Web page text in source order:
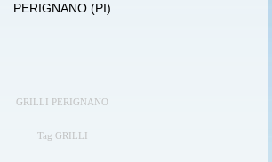
PERIGNANO (PI)
GRILLI PERIGNANO
Tag GRILLI